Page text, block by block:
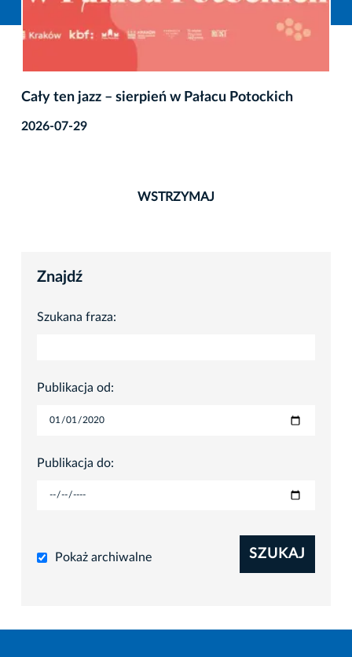
Cały ten jazz – sierpień w Pałacu Potockich
2026-07-29
WSTRZYMAJ
Znajdź
Szukana fraza:
Publikacja od:
Publikacja do:
Pokaż archiwalne SZUKAJ